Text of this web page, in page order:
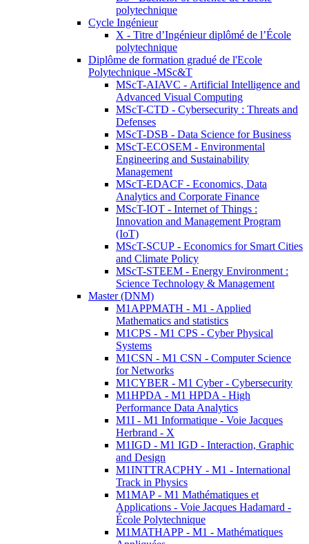
polytechnique
Cycle Ingénieur
X - Titre d’Ingénieur diplômé de l’École
polytechnique
Diplôme de formation gradué de l'Ecole
Polytechnique -MSc&T
MScT-AIAVC - Artificial Intelligence and
Advanced Visual Computing
MScT-CTD - Cybersecurity : Threats and
Defenses
MScT-DSB - Data Science for Business
MScT-ECOSEM - Environmental
Engineering and Sustainability
Management
MScT-EDACF - Economics, Data
Analytics and Corporate Finance
MScT-IOT - Internet of Things :
Innovation and Management Program
(IoT)
MScT-SCUP - Economics for Smart Cities
and Climate Policy
MScT-STEEM - Energy Environment :
Science Technology & Management
Master (DNM)
M1APPMATH - M1 - Applied
Mathematics and statistics
M1CPS - M1 CPS - Cyber Physical
Systems
M1CSN - M1 CSN - Computer Science
for Networks
M1CYBER - M1 Cyber - Cybersecurity
M1HPDA - M1 HPDA - High
Performance Data Analytics
M1I - M1 Informatique - Voie Jacques
Herbrand - X
M1IGD - M1 IGD - Interaction, Graphic
and Design
M1INTTRACPHY - M1 - International
Track in Physics
M1MAP - M1 Mathématiques et
Applications - Voie Jacques Hadamard -
École Polytechnique
M1MATHAPP - M1 - Mathématiques